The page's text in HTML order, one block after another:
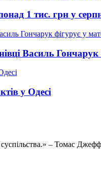
1 тис. грн у
Василь
у Одесі
– Томас